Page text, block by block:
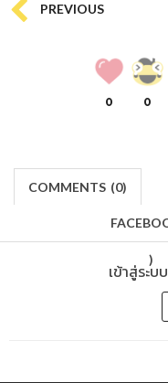
PREVIOUS
0 0
COMMENTS (0)
)
เข้าสู่ระ